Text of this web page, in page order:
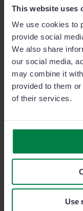
This website uses
We use cookies to
provide social
We also share
our social media,
may combine it
provided to them
of their services.
Use
5. Establece qué
producto
Finalmente, y